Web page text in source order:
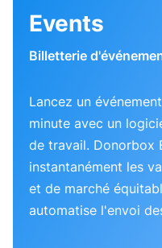
Events
Billetterie
Lancez un
minute avec un
de travail. Donorbox
instantanément les
et de marché
automatise l'envoi